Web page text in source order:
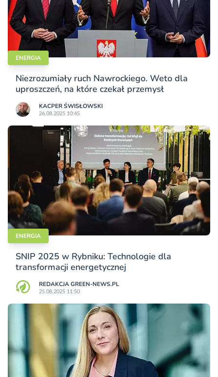
ENERGIA
Niezrozumiały ruch Nawrockiego. Weto dla
uproszczeń, na które czekał przemysł
KACPER ŚWISŁO­WSKI
26.08.2025 10:45
ENERGIA
SNIP 2025 w Rybniku: Technologie dla
transformacji energetycznej
REDAKCJA GREEN-NEWS.PL
25.08.2025 11:50